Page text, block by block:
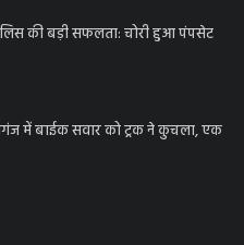
की बड़ी सफलता: चोरी हुआ पंपसेट
में बाईक सवार को ट्रक ने कुचला, एक